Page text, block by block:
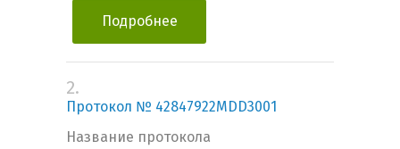
Подробнее
2.
Протокол № 42847922MDD3001
Название протокола